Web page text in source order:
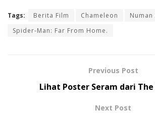
Tags: Berita Film Chameleon
Numan
Spider-Man: Far From Home.
Previous Post
Lihat Poster Seram dari
Next Post